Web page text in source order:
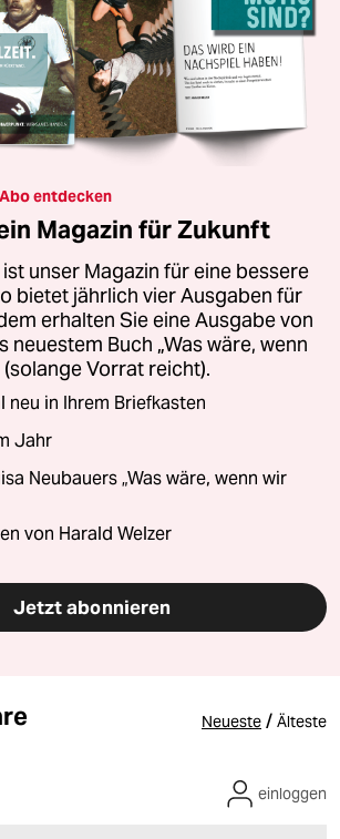
entdecken
Magazin für Zukunft
ist unser Magazin für eine bessere
bietet jährlich vier Ausgaben für
erhalten Sie eine Ausgabe von
neuestem Buch „Was wäre, wenn
Vorrat reicht).
neu in Ihrem Briefkasten
Jahr
Neubauers „Was wäre, wenn wir
von Harald Welzer
Jetzt abonnieren
Neueste / Älteste
einloggen